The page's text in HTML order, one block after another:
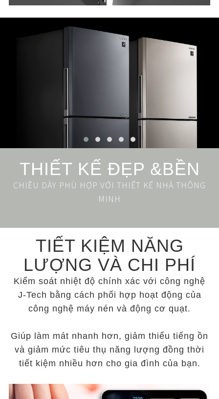
THIẾT KẾ ĐẸP &BỀN
CHIỀU DÀY PHÙ HỢP VỚI THIẾT KẾ NHÀ THÔNG
MINH
TIẾT KIỆM NĂNG
LƯỢNG VÀ CHI PHÍ
Kiểm soát nhiệt độ chính xác với công nghệ
J-Tech bằng cách phối hợp hoạt động của
công nghệ máy nén và động cơ quạt.
Giúp làm mát nhanh hơn, giảm thiểu tiếng ồn
và giảm mức tiêu thụ năng lượng đồng thời
tiết kiệm nhiều hơn cho gia đình của bạn.